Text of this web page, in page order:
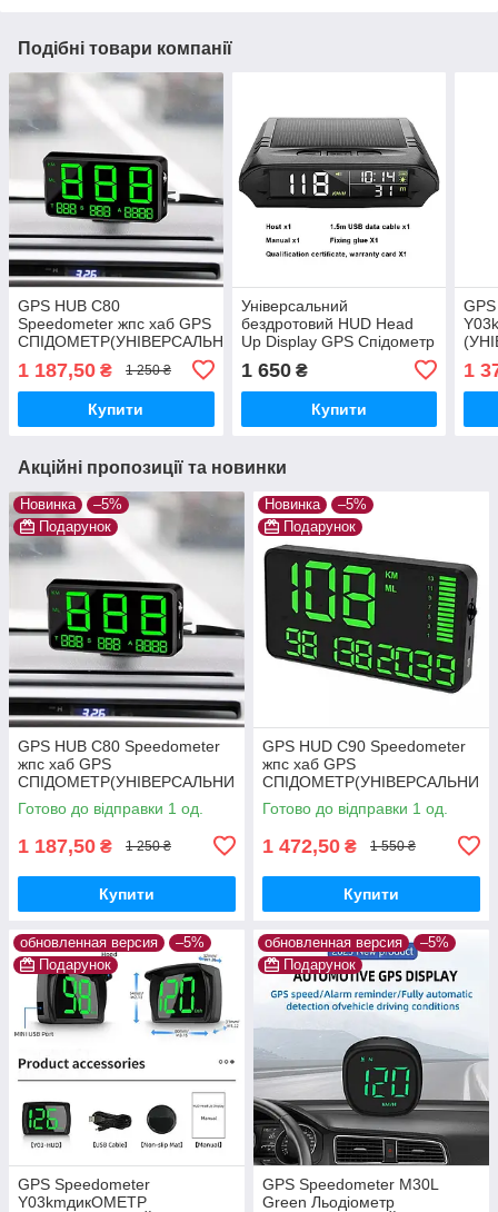
Подібні товари компанії
GPS HUB C80
Speedometer жпс хаб GPS
СПІДОМЕТР(УНІВЕРСАЛЬНИЙ)
1 187,50 ₴ 1 250 ₴
Купити
Універсальний
бездротовий HUD Head
Up Display GPS Спідометр
термометр і ін )
1 650₴
Купити
1
Акційні пропозиції та новинки
Новинка
–5%
Подарунок
GPS HUB C80 Speedometer
жпс хаб GPS
СПІДОМЕТР(УНІВЕРСАЛЬНИ
Й)
Готово до відправки 1 од.
1 187,50 ₴ 1 250 ₴
Купити
Новинка
–5%
Подарунок
GPS HUD C90 Speedometer
жпс хаб GPS
СПІДОМЕТР(УНІВЕРСАЛЬНИ
Й)
Готово до відправки 1 од.
1 472,50 ₴ 1 550 ₴
Купити
обновленная версия
–5%
Подарунок
GPS Speedometer
Y03kmдикОМЕТР
обновленная версия
–5%
Подарунок
GPS Speedometer M30L
Green Льодіометр